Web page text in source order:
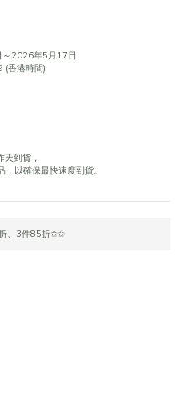
2026年5月17日
香港時間)
到貨，
以確保最快速度到貨。
、3件85折✩✩